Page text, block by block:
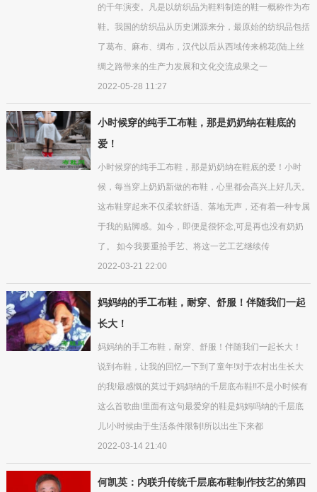
的千年演变。凡是以纺织品为鞋料制造的鞋一概称作为布
鞋。我国的纺织品从历史渊源来分，最原始的纺织品包括
了葛布、麻布、绸布，汉代以后从西域传来棉花(陆上丝
绸之路带来的生产力发展和文化交流成果之一
2022-05-28 11:27
小时候穿的纯手工布鞋，那是奶奶纳在鞋底的
爱！
小时候穿的纯手工布鞋，那是奶奶纳在鞋底的爱！小时
候，每当穿上奶奶新做的布鞋，心里都会高兴上好几天。
这布鞋穿起来不仅柔软舒适、落地无声，还有着一种专属
于我的贴脚感。如今，即便是很怀念,可是再也没有奶奶
了。 如今我要重拾手艺、将这一艺工艺继续传
2022-03-21 22:00
妈妈纳的手工布鞋，耐穿、舒服！伴随我们一起
长大！
妈妈纳的手工布鞋，耐穿、舒服！伴随我们一起长大！
说到布鞋，让我的回忆一下到了童年!对于农村出生长大
的我!最感慨的莫过于妈妈纳的千层底布鞋!!不是小时候有
这么首歌曲!里面有这句最爱穿的鞋是妈妈吗纳的千层底
儿!小时候由于生活条件限制!所以出生下来都
2022-03-14 21:40
何凯英：内联升传统千层底布鞋制作技艺的第四